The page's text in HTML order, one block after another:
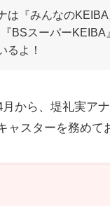
は『みんなの
BSスーパーKEIBA
るよ！
月から、堤礼実ア
ャスターを務めて